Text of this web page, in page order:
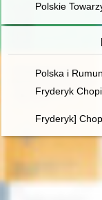
Polskie
Polska i
Fryderyk
Fryderyk]